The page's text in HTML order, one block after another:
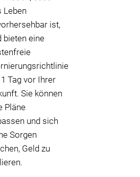
Leben
ist,
bieten eine
Tag vor Ihrer
Sie können
Pläne
und sich
Sorgen
Geld zu